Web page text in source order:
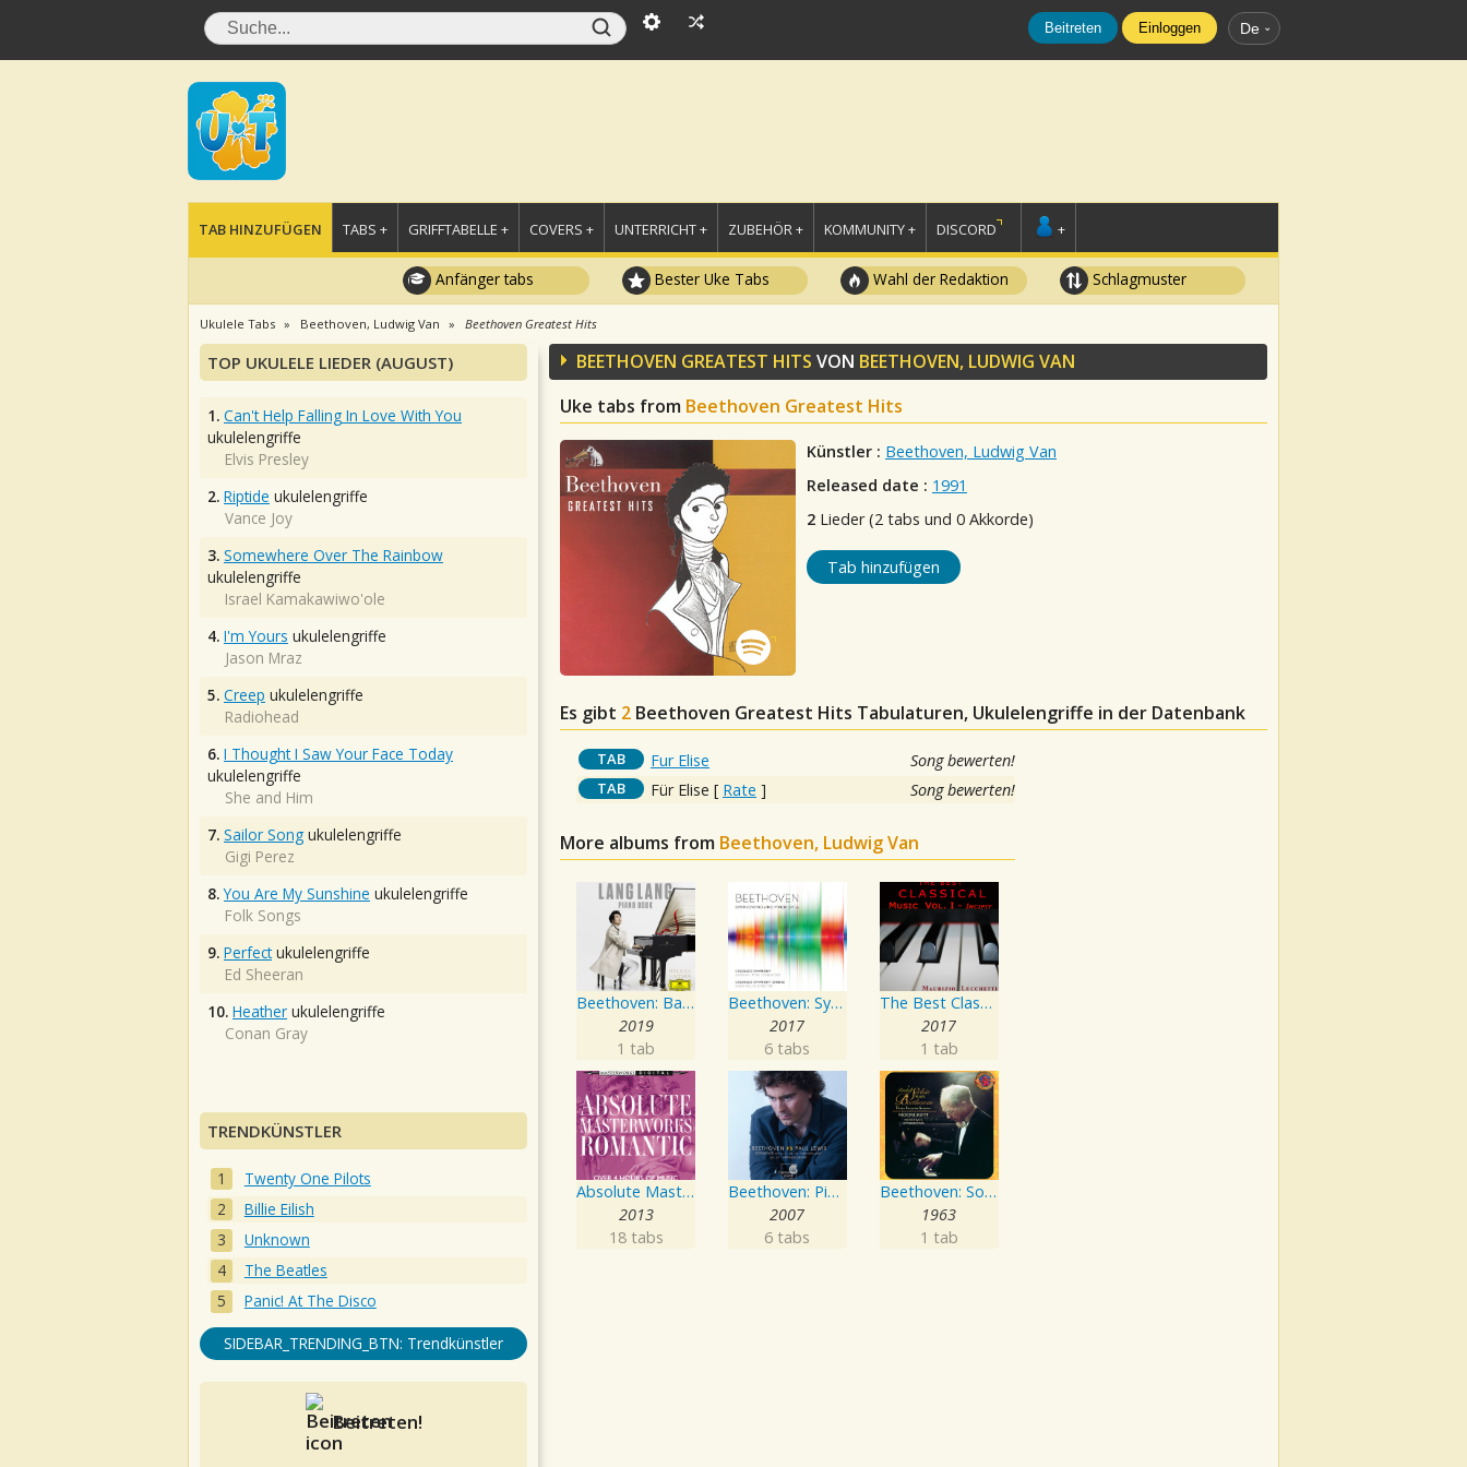
Beitreten Einloggen De
TAB HINZUFÜGEN TABS + GRIFFTABELLE + COVERS + UNTERRICHT + ZUBEHÖR + KOMMUNITY + DISCORD +
Anfänger tabs Bester Uke Tabs Wahl der Redaktion Schlagmuster
Ukulele Tabs Beethoven, Ludwig Van Beethoven Greatest Hits
BEETHOVEN GREATEST HITS VON BEETHOVEN, LUDWIG VAN
Uke tabs from Beethoven Greatest Hits
Künstler : Beethoven, Ludwig Van
Released date : 1991
2 Lieder (2 tabs und 0 Akkorde)
Tab hinzufügen
Es gibt 2 Beethoven Greatest Hits Tabulaturen, Ukulelengriffe in der Datenbank
TAB Fur Elise Song bewerten!
TAB Für Elise [ Rate ] Song bewerten!
More albums from Beethoven, Ludwig Van
Beethoven: Bagatelle No. 25 in A Minor, WoO 59 "Für Elise"
2019
1 tab
Beethoven: Symphony No. 9 in D Minor, Op. 125
2017
6 tabs
The Best Classical Music Vol. I - Incipit
2017
1 tab
Absolute Masterworks - Romantic
2013
18 tabs
Beethoven: Piano Sonatas, Vol.3
2007
6 tabs
Beethoven: Sonatas for Piano No. 14, 8, & 23 - Expanded Edition
1963
1 tab
TOP UKULELE LIEDER (AUGUST)
1. Can't Help Falling In Love With You
ukulelengriffe
Elvis Presley
2. Riptide ukulelengriffe
Vance Joy
3. Somewhere Over The Rainbow
ukulelengriffe
Israel Kamakawiwo'ole
4. I'm Yours ukulelengriffe
Jason Mraz
5. Creep ukulelengriffe
Radiohead
6. I Thought I Saw Your Face Today
ukulelengriffe
She and Him
7. Sailor Song ukulelengriffe
Gigi Perez
8. You Are My Sunshine ukulelengriffe
Folk Songs
9. Perfectukulelengriffe
Ed Sheeran
10. Heather ukulelengriffe
Conan Gray
TRENDKÜNSTLER
Twenty One Pilots
Billie Eilish
Unknown
The Beatles
Panic! At The Disco
SIDEBAR_TRENDING_BTN: Trendkünstler
Beitreten!